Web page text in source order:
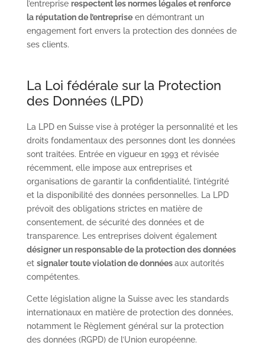
l’entreprise respectent les normes légales et renforce
la réputation de l’entrepriseen démontrant un
engagement fort envers la protection des données de
ses clients.
La Loi fédérale sur la Protection
des Données (LPD)
La LPD en Suisse vise à protéger la personnalité et les
droits fondamentaux des personnes dont les données
sont traitées. Entrée en vigueur en 1993 et révisée
récemment, elle impose aux entreprises et
organisations de garantir la confidentialité, l’intégrité
et la disponibilité des données personnelles. La LPD
prévoit des obligations strictes en matière de
consentement, de sécurité des données et de
transparence. Les entreprises doivent également
désigner un responsable de la protection des données
et signaler toute violation de donnéesaux autorités
compétentes.
Cette législation aligne la Suisse avec les standards
internationaux en matière de protection des données,
notamment le Règlement général sur la protection
des données (RGPD) de l’Union européenne.